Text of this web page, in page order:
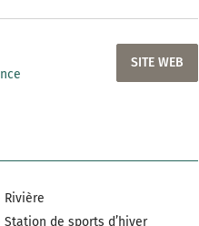
SITE WEB
Rivière
Station de sports d’hiver